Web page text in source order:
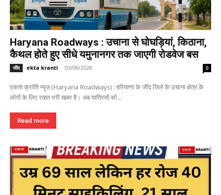
Haryana Roadways : उचाना से घोघड़ियां, किठाना,
कैथल होते हुए सीधे यमुनानगर तक जाएगी रोडवेज बस
जींद ekta kranti - 03/06/2026 0
एकता क्रांति न्यूज (Haryana Roadways) : हरियाणा के जींद जिले के उचाना क्षेत्र के
लोगों के लिए राहत भरी खबर है। अब यात्रियों को...
Read more